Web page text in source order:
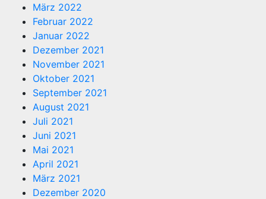
März 2022
Februar 2022
Januar 2022
Dezember 2021
November 2021
Oktober 2021
September 2021
August 2021
Juli 2021
Juni 2021
Mai 2021
April 2021
März 2021
Dezember 2020